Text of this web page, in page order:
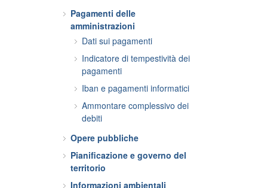
Pagamenti delle
amministrazioni
Dati sui pagamenti
Indicatore di tempestività dei
pagamenti
Iban e pagamenti informatici
Ammontare complessivo dei
debiti
Opere pubbliche
Pianificazione e governo del
territorio
Informazioni ambientali